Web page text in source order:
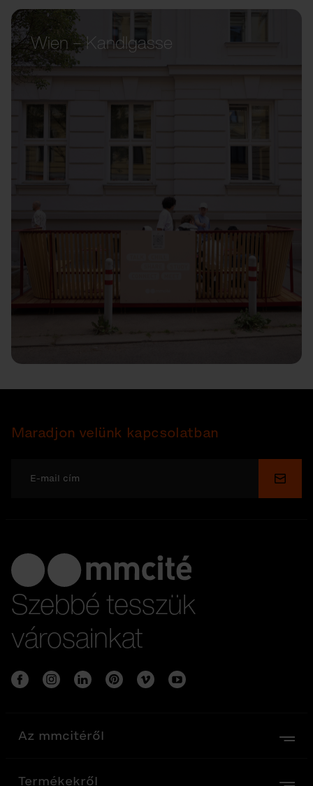
Wien – Kandlgasse
Maradjon velünk kapcsolatban
Szebbé tesszük
városainkat
Az mmcitéről
Termékekről